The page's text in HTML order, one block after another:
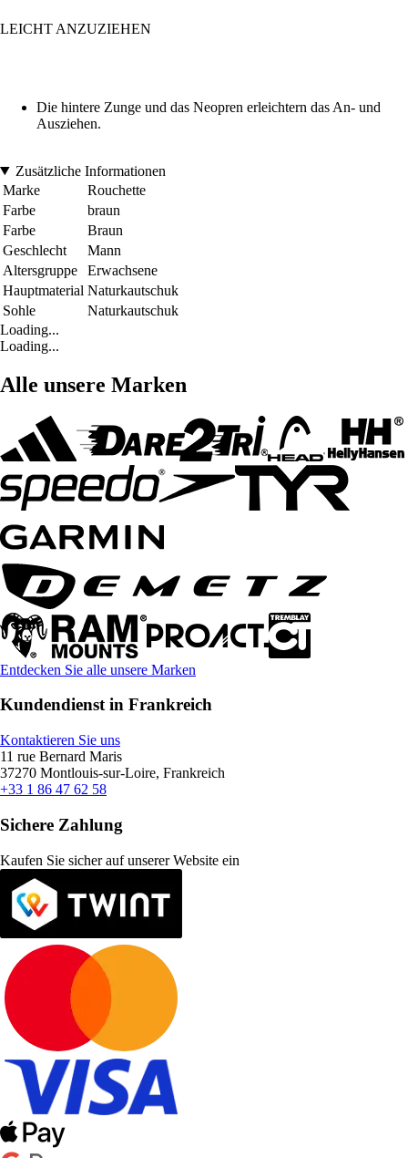
LEICHT ANZUZIEHEN
Die hintere Zunge und das Neopren erleichtern das An- und
Ausziehen.
Zusätzliche Informationen
Marke
Rouchette
Farbe
braun
Farbe
Braun
Geschlecht
Mann
Altersgruppe
Erwachsene
Hauptmaterial Naturkautschuk
Sohle
Naturkautschuk
Loading...
Loading...
Alle unsere Marken
Entdecken Sie alle unsere Marken
Kundendienst in Frankreich
Kontaktieren Sie uns
11 rue Bernard Maris
37270 Montlouis-sur-Loire, Frankreich
+33 1 86 47 62 58
Sichere Zahlung
Kaufen Sie sicher auf unserer Website ein